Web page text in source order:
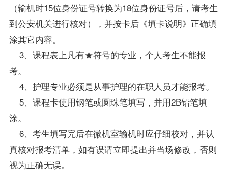
（输机时15位身份证号转换为18位身份证号后，请考生
到公安机关进行核对），并按卡后《填卡说明》正确填
涂其它内容。
3、 课程表上凡有★符号的专业 ，个人考生不能报
考。
4、护理专业必须是从事护理的在职人员才能报考。
5、课程卡使用钢笔或圆珠笔填写，并用2B铅笔填
涂。
6、考生填写完后在微机室输机时应仔细校对，并认
真核对报考清单，如有误请立即提出并当场修改，否则
视为正确无误。